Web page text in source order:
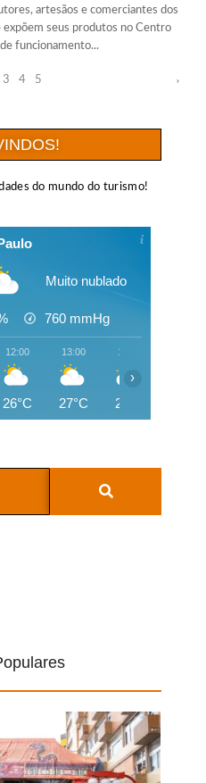
artesãos e comerciantes dos
seus produtos no Centro
funcionamento...
3 4 5
do mundo do turismo!
Muito nublado
760 mmHg
12:00
26°C
13:00
27°C
14:00
28°C
›